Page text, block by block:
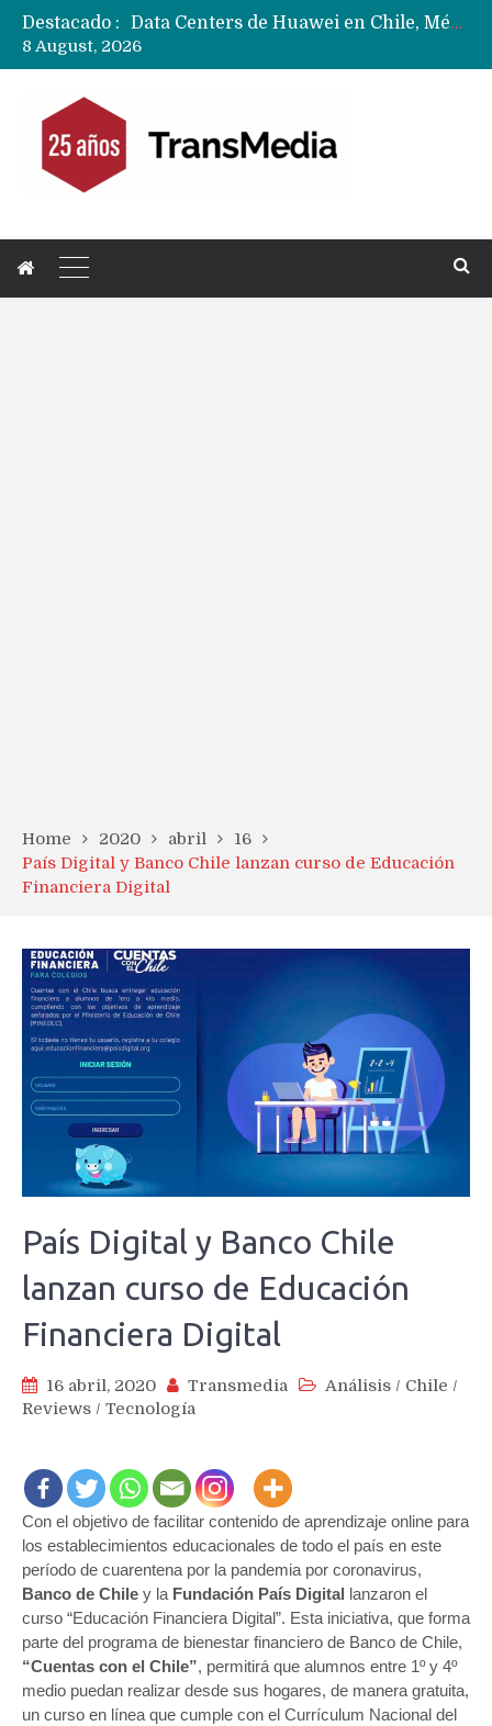
Destacado :
Data Centers de Huawei en Chile, México, Brasil,Perú y Argentina podrían verse afectados por arremetida de EE.UU
8 August, 2026
Home 2020 abril
16
País Digital y Banco Chile lanzan curso de Educación
Financiera Digital
País Digital y Banco Chile
lanzan curso de Educación
Financiera Digital
16 abril, 2020 Transmedia Análisis / Chile /
Reviews / Tecnología
Con el objetivo de facilitar contenido de aprendizaje online para
los establecimientos educacionales de todo el país en este
período de cuarentena por la pandemia por coronavirus,
Banco de Chile y la Fundación País Digital lanzaron el
curso “Educación Financiera Digital”. Esta iniciativa, que forma
parte del programa de bienestar financiero de Banco de Chile,
“Cuentas con el Chile”, permitirá que alumnos entre 1º y 4º
medio puedan realizar desde sus hogares, de manera gratuita,
un curso en línea que cumple con el Currículum Nacional del